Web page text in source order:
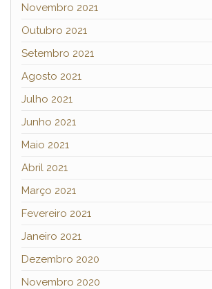
Novembro 2021
Outubro 2021
Setembro 2021
Agosto 2021
Julho 2021
Junho 2021
Maio 2021
Abril 2021
Março 2021
Fevereiro 2021
Janeiro 2021
Dezembro 2020
Novembro 2020